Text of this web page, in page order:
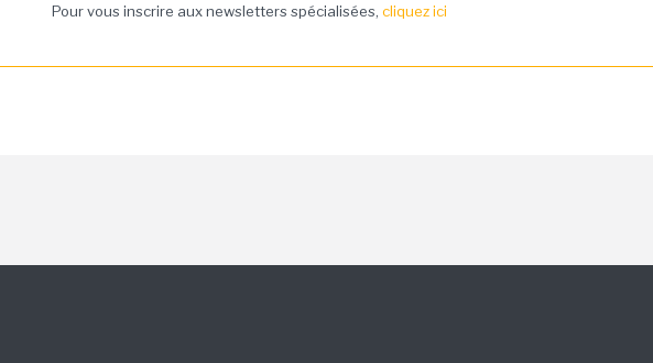
Pour vous inscrire aux newsletters spécialisées, cliquez ici